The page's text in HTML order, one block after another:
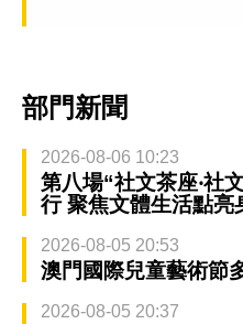
部門新聞
2026-08-06 10:23
第八場“社文茶座‧社
行 聚焦文體生活點
2026-08-05 20:53
澳門國際兒童藝術節
2026-08-05 20:37